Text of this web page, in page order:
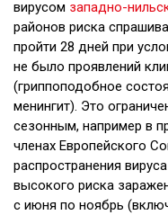
вирусом западно-
районов риска
пройти 28 дней при
не было проявлений
(гриппоподобное
менингит). Это
сезонным, например в
членах Европейского
распространения
высокого риска
с июня по ноябрь